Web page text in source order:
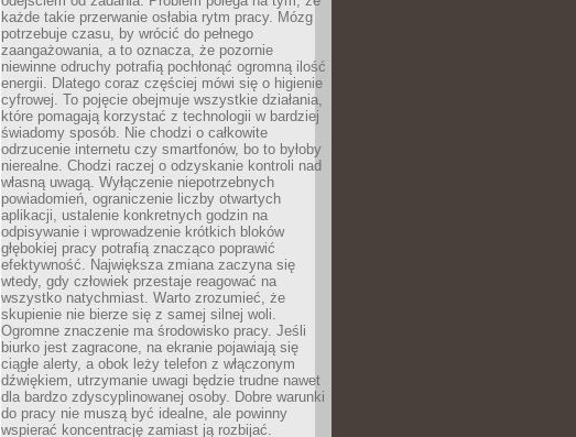
każde takie przerwanie osłabia rytm pracy. Mózg
potrzebuje czasu, by wrócić do pełnego
zaangażowania, a to oznacza, że pozornie
niewinne odruchy potrafią pochłonąć ogromną ilość
energii. Dlatego coraz częściej mówi się o higienie
cyfrowej. To pojęcie obejmuje wszystkie działania,
które pomagają korzystać z technologii w bardziej
świadomy sposób. Nie chodzi o całkowite
odrzucenie internetu czy smartfonów, bo to byłoby
nierealne. Chodzi raczej o odzyskanie kontroli nad
własną uwagą. Wyłączenie niepotrzebnych
powiadomień, ograniczenie liczby otwartych
aplikacji, ustalenie konkretnych godzin na
odpisywanie i wprowadzenie krótkich bloków
głębokiej pracy potrafią znacząco poprawić
efektywność. Największa zmiana zaczyna się
wtedy, gdy człowiek przestaje reagować na
wszystko natychmiast. Warto zrozumieć, że
skupienie nie bierze się z samej silnej woli.
Ogromne znaczenie ma środowisko pracy. Jeśli
biurko jest zagracone, na ekranie pojawiają się
ciągłe alerty, a obok leży telefon z włączonym
dźwiękiem, utrzymanie uwagi będzie trudne nawet
dla bardzo zdyscyplinowanej osoby. Dobre warunki
do pracy nie muszą być idealne, ale powinny
wspierać koncentrację zamiast ją rozbijać.